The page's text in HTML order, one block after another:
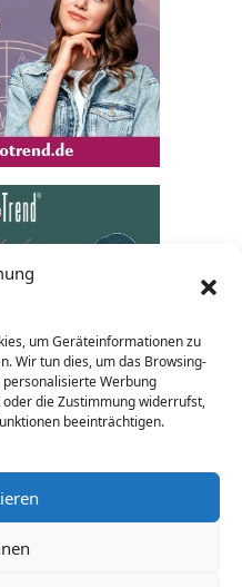
um Geräteinformationen zu
Wir tun dies, um das Browsing-
Werbung
die Zustimmung widerrufst,
beeinträchtigen.